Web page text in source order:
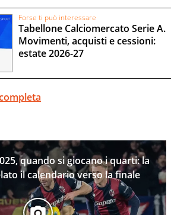
Forse ti può interessare
Tabellone Calciomercato Serie A.
Movimenti, acquisti e cessioni:
estate 2026-27
quando si giocano i quarti: la
il calendario verso la finale